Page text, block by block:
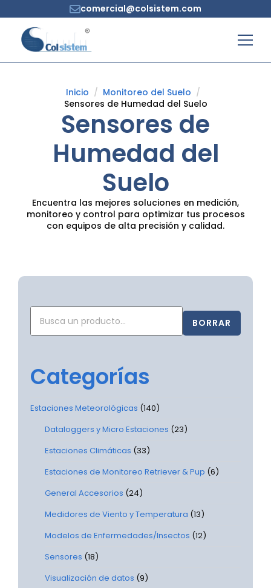
comercial@colsistem.com
Inicio
Monitoreo del Suelo
Sensores de Humedad del Suelo
Sensores de
Humedad del
Suelo
Encuentra las mejores soluciones en medición,
monitoreo y control para optimizar tus procesos
con equipos de alta precisión y calidad.
BORRAR
Categorías
Estaciones Meteorológicas (140)
Dataloggers y Micro Estaciones (23)
Estaciones Climáticas (33)
Estaciones de Monitoreo Retriever & Pup (6)
General Accesorios (24)
Medidores de Viento y Temperatura (13)
Modelos de Enfermedades/Insectos (12)
Sensores (18)
Visualización de datos (9)